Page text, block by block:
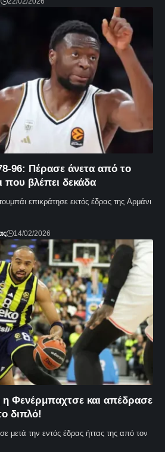
96: Πέρασε άνετα από το
που βλέπει δεκάδα
επικράτησε εκτός έδρας της Αρμάνι
14/02/2026
Φενέρμπαχτσε και απέδρασε
διπλό!
μετά την εντός έδρας ήττας της από τον